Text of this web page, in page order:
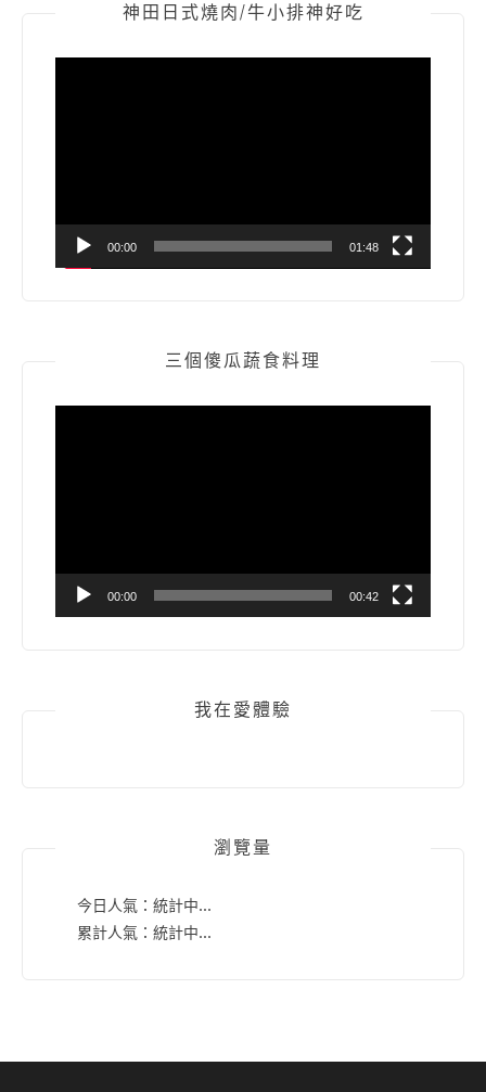
神田日式燒肉/牛小排神好吃
00:00 01:48
三個傻瓜蔬食料理
00:00 00:42
我在愛體驗
瀏覽量
今日人氣： 統計中...
累計人氣： 統計中...